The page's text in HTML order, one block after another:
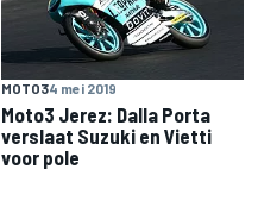
MOTO34 mei 2019
Moto3 Jerez: Dalla Porta
verslaat Suzuki en Vietti
voor pole